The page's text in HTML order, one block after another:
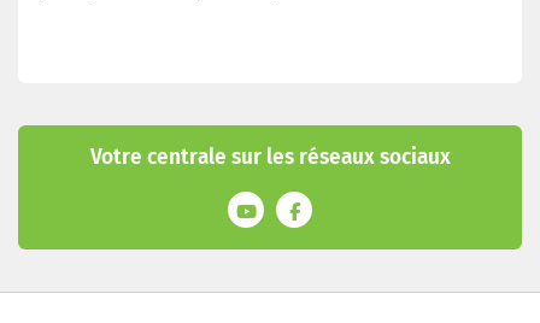
Votre centrale sur les réseaux sociaux